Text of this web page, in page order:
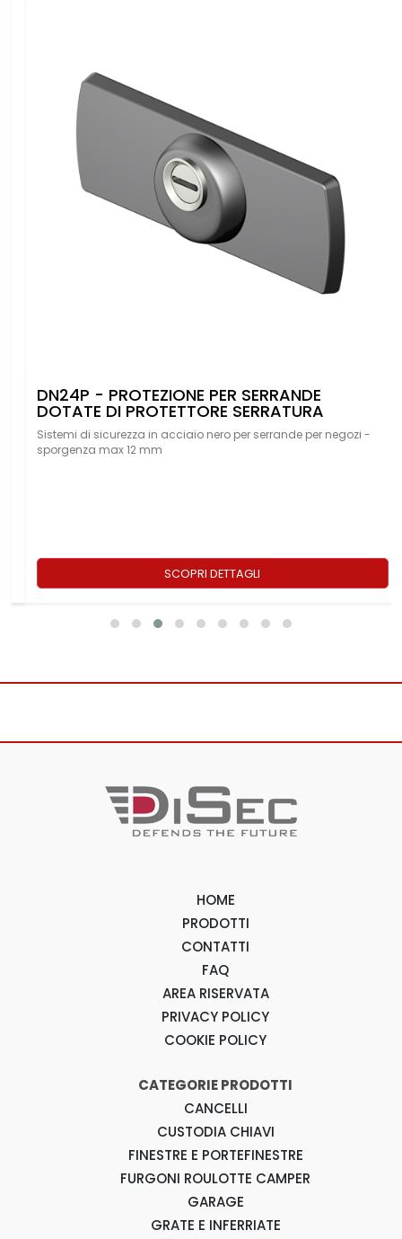
MGDN129PD1 - PROTEZIONE MAGNETICA
BASCULANTE GARAGE IN ACCIAIO NERO
SERRATURE PREFER E NEMEF
Protezione magnetica serratura sicurezza garage con
SCOPRI DETTAGLI
HOME
PRODOTTI
CONTATTI
FAQ
AREA RISERVATA
PRIVACY POLICY
COOKIE POLICY
CATEGORIE PRODOTTI
CANCELLI
CUSTODIA CHIAVI
FINESTRE E PORTEFINESTRE
FURGONI ROULOTTE CAMPER
GARAGE
GRATE E INFERRIATE